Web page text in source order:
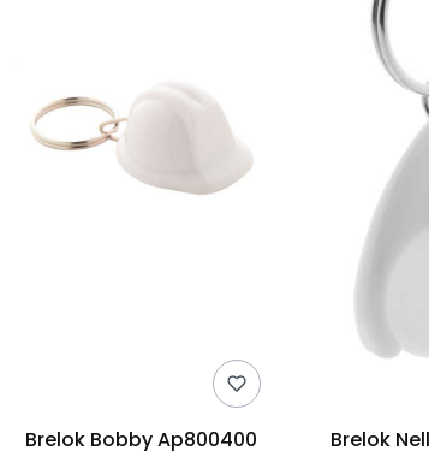
Brelok Bobby Ap800400
Brelok